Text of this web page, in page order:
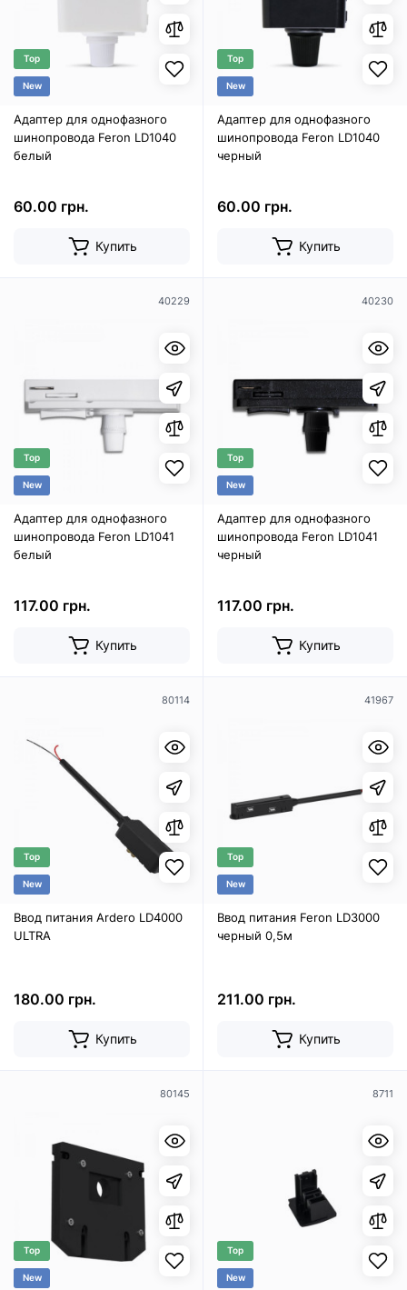
Top
New
Адаптер для однофазного
шинопровода Feron LD1040
белый
60.00 грн.
Купить
Top
New
Адаптер для однофазного
шинопровода Feron LD1040
черный
60.00 грн.
Купить
40229
Top
New
Адаптер для однофазного
шинопровода Feron LD1041
белый
117.00 грн.
Купить
40230
Top
New
Адаптер для однофазного
шинопровода Feron LD1041
черный
117.00 грн.
Купить
80114
Top
New
Ввод питания Ardero LD4000
ULTRA
180.00 грн.
Купить
41967
Top
New
Ввод питания Feron LD3000
черный 0,5м
211.00 грн.
Купить
80145
Top
New
8711
Top
New